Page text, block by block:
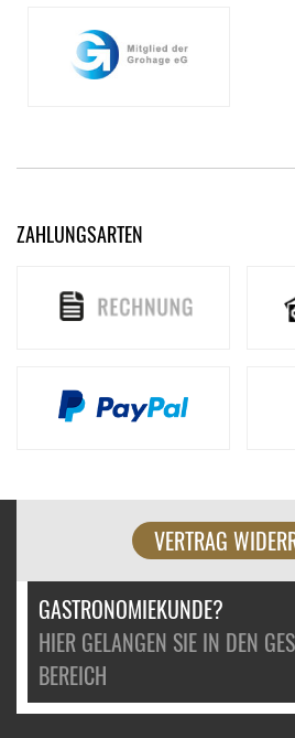
ZAHLUNGSARTEN
VERTRAG
GASTRONOMIEKUNDE?
HIER GELANGEN SIE IN DEN
BEREICH